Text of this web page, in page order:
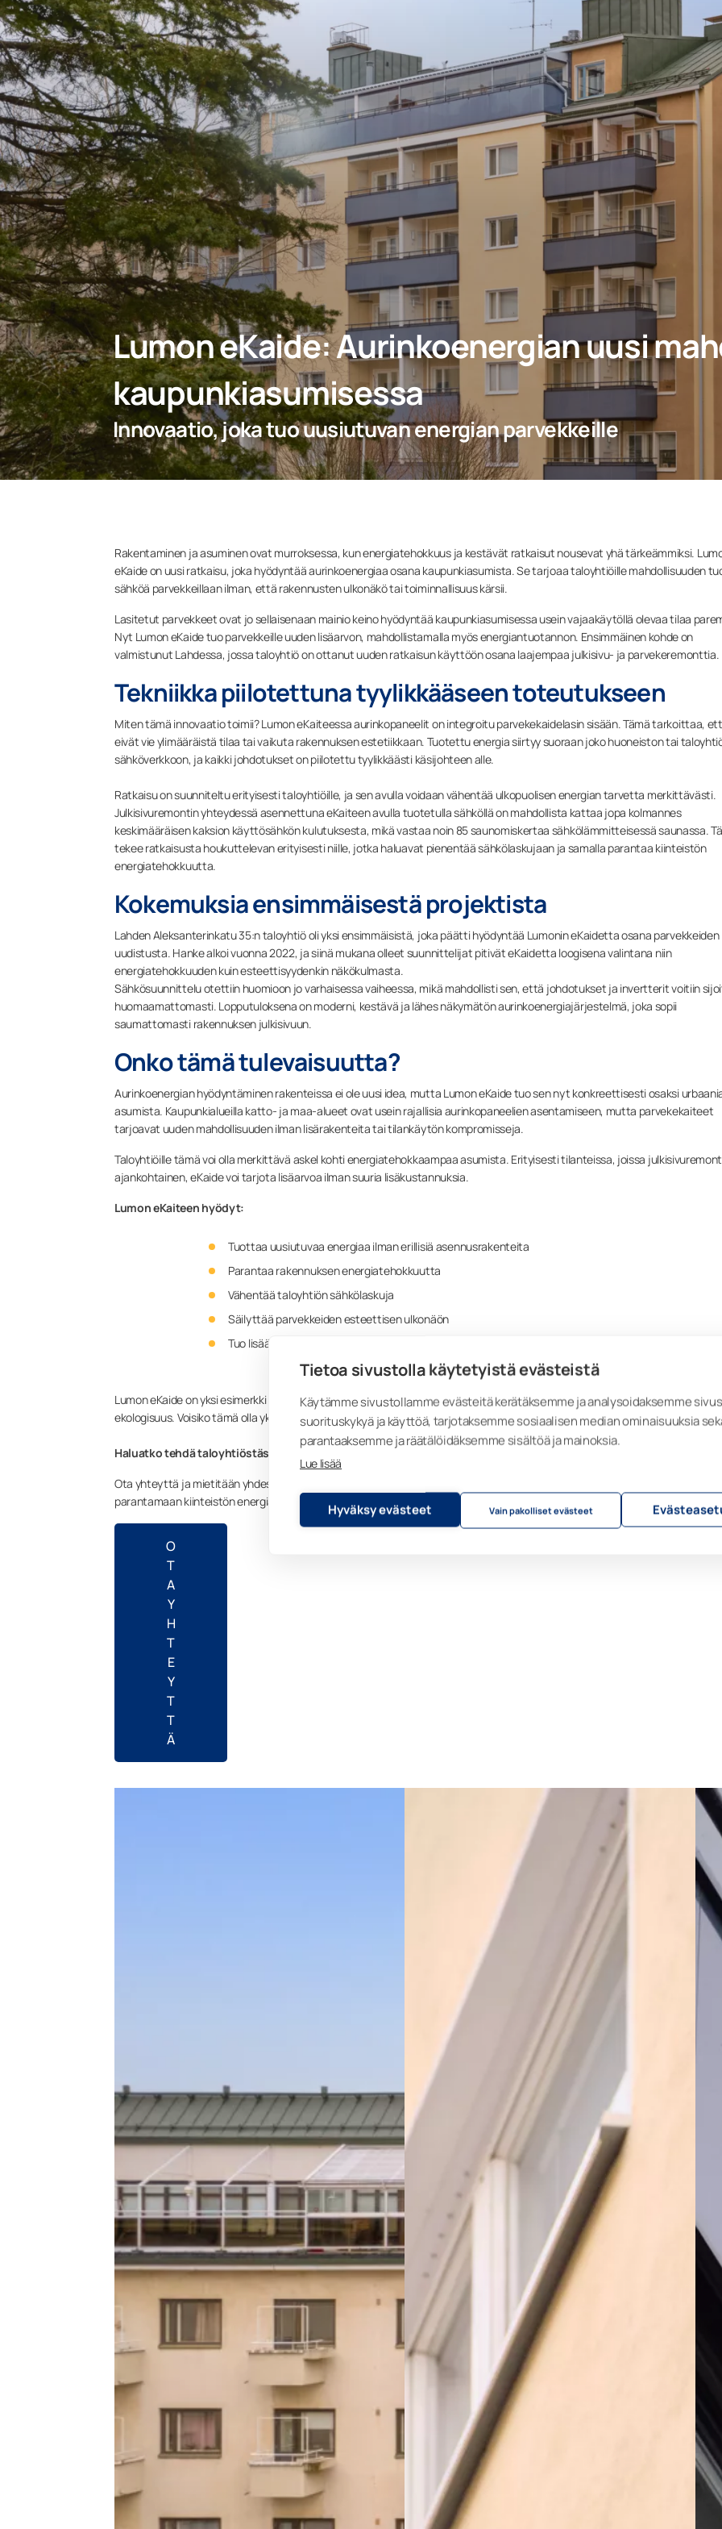
Tietoa sivustolla käytetyistä evästeistä
Käytämme sivustollamme evästeitä kerätäksemme ja analysoidaksemme
suorituskykyä ja käyttöä, tarjotaksemme sosiaalisen median ominaisuuksia
parantaaksemme ja räätälöidäksemme sisältöä ja mainoksia.
Lue lisää
Hyväksy evästeet Vain pakolliset evästeet
Lumon eKaide: Aurinkoenergian uusi
kaupunkiasumisessa
Innovaatio, joka tuo uusiutuvan energian parvekkeille
Rakentaminen ja asuminen ovat murroksessa, kun energiatehokkuus ja kestävät ratkaisut nousevat yhä tärkeämmiksi.
eKaide on uusi ratkaisu, joka hyödyntää aurinkoenergiaa osana kaupunkiasumista. Se tarjoaa taloyhtiöille mahdollisuuden
sähköä parvekkeillaan ilman, että rakennusten ulkonäkö tai toiminnallisuus kärsii.
Lasitetut parvekkeet ovat jo sellaisenaan mainio keino hyödyntää kaupunkiasumisessa usein vajaakäytöllä olevaa tilaa
Nyt Lumon eKaide tuo parvekkeille uuden lisäarvon, mahdollistamalla myös energiantuotannon. Ensimmäinen kohde on
valmistunut Lahdessa, jossa taloyhtiö on ottanut uuden ratkaisun käyttöön osana laajempaa julkisivu- ja parvekeremonttia.
Tekniikka piilotettuna tyylikkääseen toteutukseen
Miten tämä innovaatio toimii? Lumon eKaiteessa aurinkopaneelit on integroitu parvekekaidelasin sisään. Tämä tarkoittaa,
eivät vie ylimääräistä tilaa tai vaikuta rakennuksen estetiikkaan. Tuotettu energia siirtyy suoraan joko huoneiston tai
sähköverkkoon, ja kaikki johdotukset on piilotettu tyylikkäästi käsijohteen alle.
Ratkaisu on suunniteltu erityisesti taloyhtiöille, ja sen avulla voidaan vähentää ulkopuolisen energian tarvetta merkittävästi.
Julkisivuremontin yhteydessä asennettuna eKaiteen avulla tuotetulla sähköllä on mahdollista kattaa jopa kolmannes
keskimääräisen kaksion käyttösähkön kulutuksesta, mikä vastaa noin 85 saunomiskertaa sähkölämmitteisessä saunassa.
tekee ratkaisusta houkuttelevan erityisesti niille, jotka haluavat pienentää sähkölaskujaan ja samalla parantaa kiinteistön
energiatehokkuutta.
Kokemuksia ensimmäisestä projektista
Lahden Aleksanterinkatu 35:n taloyhtiö oli yksi ensimmäisistä, joka päätti hyödyntää Lumonin eKaidetta osana parvekkeiden
uudistusta. Hanke alkoi vuonna 2022, ja siinä mukana olleet suunnittelijat pitivät eKaidetta loogisena valintana niin
energiatehokkuuden kuin esteettisyydenkin näkökulmasta.
Sähkösuunnittelu otettiin huomioon jo varhaisessa vaiheessa, mikä mahdollisti sen, että johdotukset ja invertterit voitiin
huomaamattomasti. Lopputuloksena on moderni, kestävä ja lähes näkymätön aurinkoenergiajärjestelmä, joka sopii
saumattomasti rakennuksen julkisivuun.
Onko tämä tulevaisuutta?
Aurinkoenergian hyödyntäminen rakenteissa ei ole uusi idea, mutta Lumon eKaide tuo sen nyt konkreettisesti osaksi
asumista. Kaupunkialueilla katto- ja maa-alueet ovat usein rajallisia aurinkopaneelien asentamiseen, mutta parvekekaiteet
tarjoavat uuden mahdollisuuden ilman lisärakenteita tai tilankäytön kompromisseja.
Taloyhtiöille tämä voi olla merkittävä askel kohti energiatehokkaampaa asumista. Erityisesti tilanteissa, joissa
ajankohtainen, eKaide voi tarjota lisäarvoa ilman suuria lisäkustannuksia.
Lumon eKaiteen hyödyt:
Tuottaa uusiutuvaa energiaa ilman erillisiä asennusrakenteita
Parantaa rakennuksen energiatehokkuutta
Vähentää taloyhtiön sähkölaskuja
Säilyttää parvekkeiden esteettisen ulkonäön
Tuo lisää mahdollisuuksia aurinkoenergian hyödyntämiseen kaupunkiympäristössä
Lumon eKaide on yksi esimerkki siitä, miten rakentamisen tulevaisuudessa yhdistetään käytännöllisyys, esteettisyys ja
ekologisuus. Voisiko tämä olla yksi ratkaisu, joka tekee kaupunkiasumisesta kestävämpää ja energiatehokkaampaa?
Haluatko tehdä taloyhtiöstäsi energiatehokkaamman?
Ota yhteyttä ja mietitään yhdessä, miten Lumon eKaide voi auttaa juuri sinun taloyhtiötäsi pienentämään sähkölaskuja ja
parantamaan kiinteistön energiatehokkuutta – ilman suuria lisäkustannuksia!
O
T
A
Y
H
T
E
Y
T
T
Ä